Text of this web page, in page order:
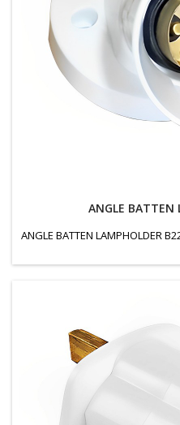
ANGLE BATTEN
ANGLE BATTEN LAMPHOLDER